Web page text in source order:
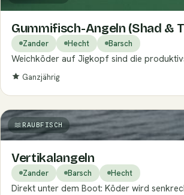
Gummifisch-Angeln (Shad &
Zander Hecht Barsch
Weichköder auf Jigkopf sind die
Ganzjährig
RAUBFISCH
Vertikalangeln
Zander Barsch Hecht
Direkt unter dem Boot: Köder wird